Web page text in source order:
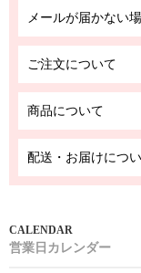
メールが届かない
ご注文について
商品について
配送・お届けにつ
営業日カレンダー